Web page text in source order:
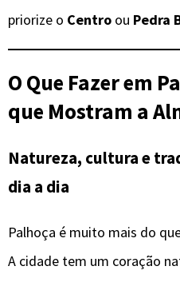
priorize o Centro ou Pedra
O Que Fazer em
que Mostram a
Natureza, cultura e
dia a dia
Palhoça é muito mais do
A cidade tem um coração